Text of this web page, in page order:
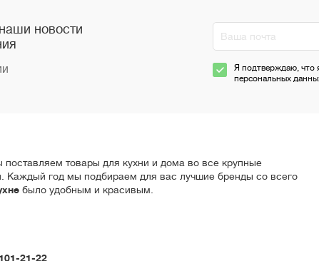
новости
Я подтверждаю, что
персональных
товары для кухни и дома во все крупные
Каждый год мы подбираем для вас лучшие бренды со всего
было удобным и красивым.
21-22